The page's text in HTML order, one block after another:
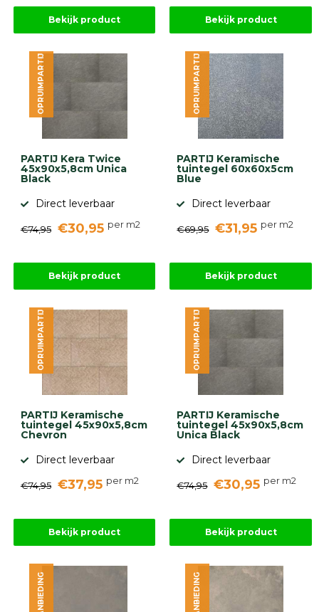
Bekijk product Bekijk product
PARTIJ Kera Twice
45x90x5,8cm Unica
Black
Direct leverbaar
€74,95 €30,95 per m2
OPRUIMPARTIJ
Bekijk product
PARTIJ Keramische
tuintegel 60x60x5cm
Blue
Direct leverbaar
€69,95 €31,95 per m2
OPRUIMPARTIJ
Bekijk product
PARTIJ Keramische
tuintegel 45x90x5,8cm
Chevron
Direct leverbaar
€74,95 €37,95 per m2
OPRUIMPARTIJ
Bekijk product
PARTIJ Keramische
tuintegel 45x90x5,8cm
Unica Black
Direct leverbaar
€74,95 €30,95 per m2
OPRUIMPARTIJ
Bekijk product
AANBIEDING AANBIEDING